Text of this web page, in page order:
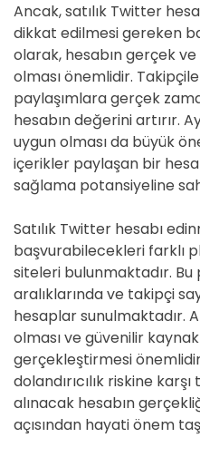
Ancak, satılık Twitter
dikkat edilmesi gereken
olarak, hesabın gerçek
olması önemlidir.
paylaşımlara gerçek
hesabın değerini artırır.
uygun olması da büyük
içerikler paylaşan bir
sağlama potansiyeline
Satılık Twitter hesabı
başvurabilecekleri farklı
siteleri bulunmaktadır.
aralıklarında ve takipçi
hesaplar sunulmaktadır.
olması ve güvenilir
gerçekleştirmesi
dolandırıcılık riskine
alınacak hesabın
açısından hayati önem